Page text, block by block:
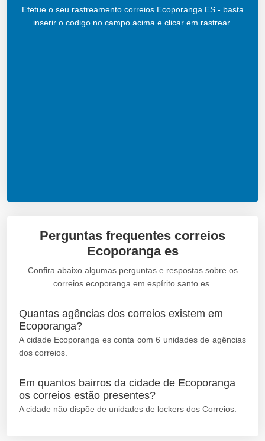
Efetue o seu rastreamento correios Ecoporanga ES - basta
inserir o codigo no campo acima e clicar em rastrear.
Perguntas frequentes correios
Ecoporanga es
Confira abaixo algumas perguntas e respostas sobre os
correios ecoporanga em espírito santo es.
Quantas agências dos correios existem em
Ecoporanga?
A cidade Ecoporanga es conta com 6 unidades de agências
dos correios.
Em quantos bairros da cidade de Ecoporanga
os correios estão presentes?
A cidade não dispõe de unidades de lockers dos Correios.